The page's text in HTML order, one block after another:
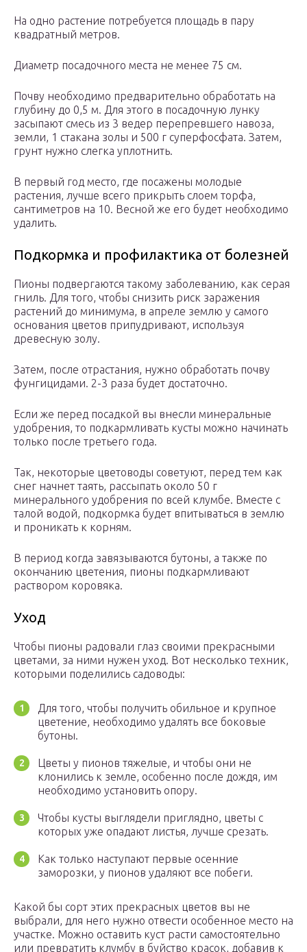
На одно растение потребуется площадь в пару
квадратный метров.
Диаметр посадочного места не менее 75 см.
Почву необходимо предварительно обработать на
глубину до 0,5 м. Для этого в посадочную лунку
засыпают смесь из 3 ведер перепревшего навоза,
земли, 1 стакана золы и 500 г суперфосфата. Затем,
грунт нужно слегка уплотнить.
В первый год место, где посажены молодые
растения, лучше всего прикрыть слоем торфа,
сантиметров на 10. Весной же его будет необходимо
удалить.
Подкормка и профилактика от болезней
Пионы подвергаются такому заболеванию, как серая
гниль. Для того, чтобы снизить риск заражения
растений до минимума, в апреле землю у самого
основания цветов припудривают, используя
древесную золу.
Затем, после отрастания, нужно обработать почву
фунгицидами. 2-3 раза будет достаточно.
Если же перед посадкой вы внесли минеральные
удобрения, то подкармливать кусты можно начинать
только после третьего года.
Так, некоторые цветоводы советуют, перед тем как
снег начнет таять, рассыпать около 50 г
минерального удобрения по всей клумбе. Вместе с
талой водой, подкормка будет впитываться в землю
и проникать к корням.
В период когда завязываются бутоны, а также по
окончанию цветения, пионы подкармливают
раствором коровяка.
Уход
Чтобы пионы радовали глаз своими прекрасными
цветами, за ними нужен уход. Вот несколько техник,
которыми поделились садоводы:
Для того, чтобы получить обильное и крупное
цветение, необходимо удалять все боковые
бутоны.
Цветы у пионов тяжелые, и чтобы они не
клонились к земле, особенно после дождя, им
необходимо установить опору.
Чтобы кусты выглядели приглядно, цветы с
которых уже опадают листья, лучше срезать.
Как только наступают первые осенние
заморозки, у пионов удаляют все побеги.
Какой бы сорт этих прекрасных цветов вы не
выбрали, для него нужно отвести особенное место на
участке. Можно оставить куст расти самостоятельно
или превратить клумбу в буйство красок, добавив к